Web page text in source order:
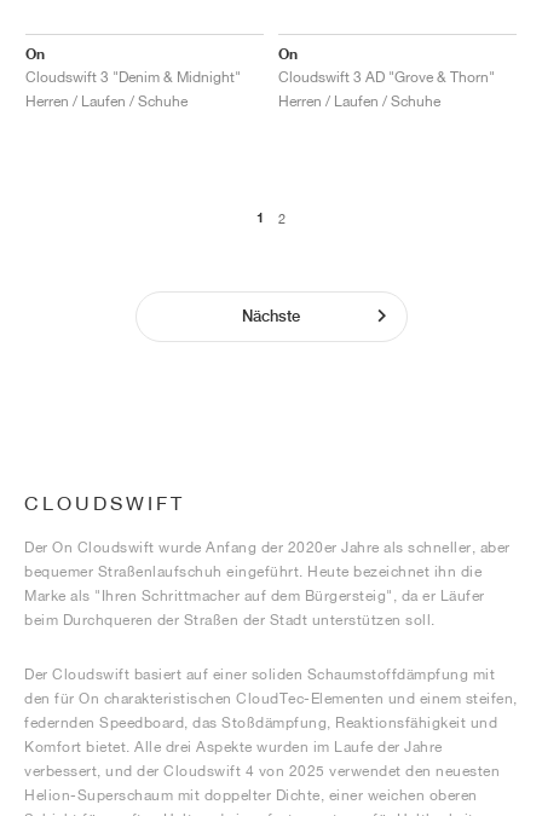
On
Cloudswift 3 "Denim & Midnight"
Herren / Laufen / Schuhe
On
Cloudswift 3 AD "Grove & Thorn"
Herren / Laufen / Schuhe
1 2
Nächste
CLOUDSWIFT
Der On Cloudswift wurde Anfang der 2020er Jahre als schneller, aber
bequemer Straßenlaufschuh eingeführt. Heute bezeichnet ihn die
Marke als "Ihren Schrittmacher auf dem Bürgersteig", da er Läufer
beim Durchqueren der Straßen der Stadt unterstützen soll.
Der Cloudswift basiert auf einer soliden Schaumstoffdämpfung mit
den für On charakteristischen CloudTec-Elementen und einem steifen,
federnden Speedboard, das Stoßdämpfung, Reaktionsfähigkeit und
Komfort bietet. Alle drei Aspekte wurden im Laufe der Jahre
verbessert, und der Cloudswift 4 von 2025 verwendet den neuesten
Helion-Superschaum mit doppelter Dichte, einer weichen oberen